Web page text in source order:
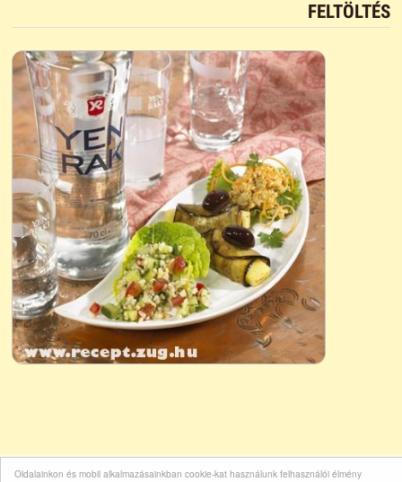
Oldalainkon és mobil alkalmazásainkban cookie-kat használunk felhasználói élmény
FELTÖLTÉS